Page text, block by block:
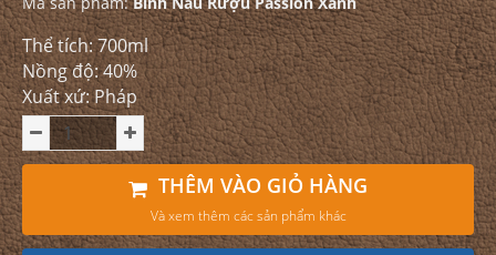
Thể tích: 700ml
Nồng độ: 40%
Xuất xứ: Pháp
THÊM VÀO GIỎ HÀNG
Và xem thêm các sản phẩm khác